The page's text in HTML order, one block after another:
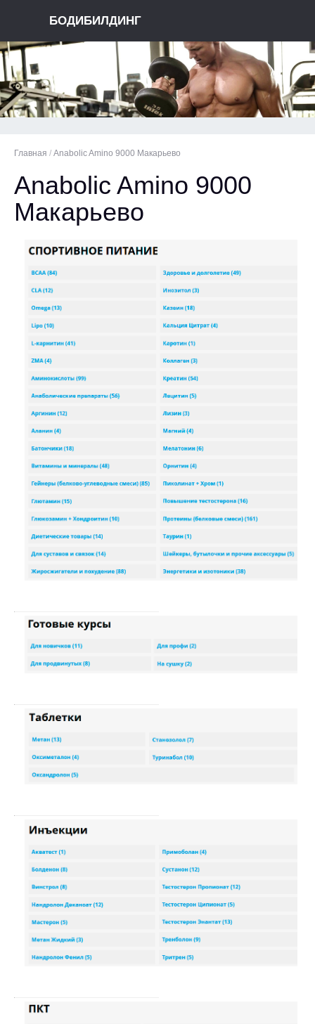
БОДИБИЛДИНГ
Главная / Anabolic Amino 9000 Макарьево
Anabolic Amino 9000
Макарьево